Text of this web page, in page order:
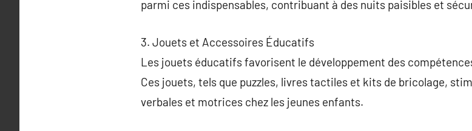
parmi ces indispensables, contribuant à des nuits paisibles et
3. Jouets et Accessoires Éducatifs
Les jouets éducatifs favorisent le développement des
Ces jouets, tels que puzzles, livres tactiles et kits de bricolage,
verbales et motrices chez les jeunes enfants.